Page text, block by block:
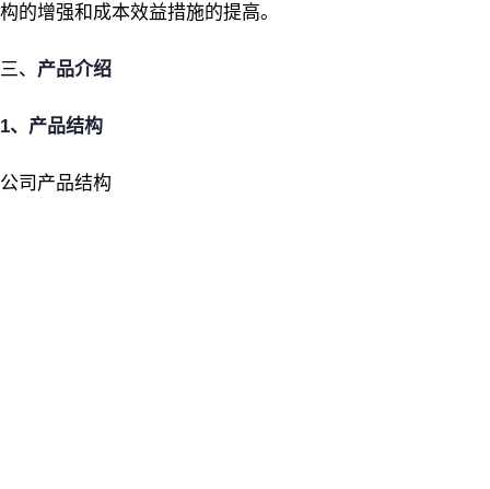
构的增强和成本效益措施的提高。
三、 产品介绍
1、产品结构
公司产品结构